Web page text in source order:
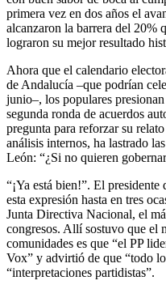
primera vez en dos años el
alcanzaron la barrera del 20%
lograron su mejor resultado
Ahora que el calendario
de Andalucía –que podrían
junio–, los populares
segunda ronda de acuerdos
pregunta para reforzar su
análisis internos, ha lastrado
León: “¿Si no quieren
“¡Ya está bien!”. El
esta expresión hasta en tres
Junta Directiva Nacional, el
congresos. Allí sostuvo que el
comunidades es que “el PP
Vox” y advirtió de que “todo
“interpretaciones partidistas”.